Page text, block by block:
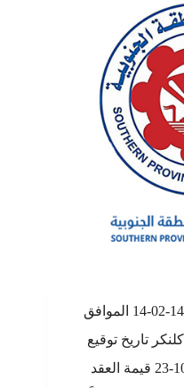
بند توضيح تاريخ اعلان الترسية 1440-02-14 الموافق
كلنكر تاريخ توقيع
العقد 1440-02-14 الموافق 2018-10-23 قيمة العقد